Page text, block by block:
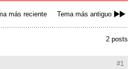
más reciente Tema más antiguo
2 posts
#1